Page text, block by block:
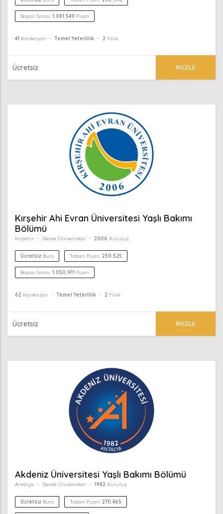
Başarı Sırası: 1.081.549 Puan
41 Kontenjan Temel Yeterlilik 2 Yıllık
Ücretsiz İNCELE
Kırşehir Ahi Evran Üniversitesi Yaşlı Bakımı
Bölümü
Kırşehir Devlet Üniversitesi 2006 Kuruluş
Ücretsiz Burs Taban Puan: 239.525
Başarı Sırası: 1.050.911 Puan
62 Kontenjan Temel Yeterlilik 2 Yıllık
Ücretsiz İNCELE
Akdeniz Üniversitesi Yaşlı Bakımı Bölümü
Antalya Devlet Üniversitesi 1982 Kuruluş
Ücretsiz Burs Taban Puan: 270.465